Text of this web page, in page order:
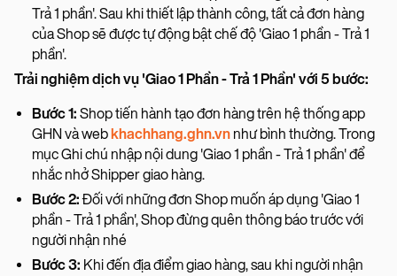
Trả 1 phần'. Sau khi thiết lập thành công, tất cả đơn hàng
của Shop sẽ được tự động bật chế độ 'Giao 1 phần - Trả 1
phần'.
Trải nghiệm dịch vụ 'Giao 1 Phần - Trả 1 Phần' với 5 bước:
Bước 1: Shop tiến hành tạo đơn hàng trên hệ thống app
GHN và web khachhang.ghn.vn như bình thường. Trong
mục Ghi chú nhập nội dung 'Giao 1 phần - Trả 1 phần' để
nhắc nhở Shipper giao hàng.
Bước 2:Đối với những đơn Shop muốn áp dụng 'Giao 1
phần - Trả 1 phần', Shop đừng quên thông báo trước với
người nhận nhé
Bước 3: Khi đến địa điểm giao hàng, sau khi người nhận